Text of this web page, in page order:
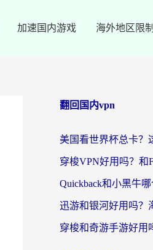
加速国内游戏 海外地区限制
翻回国内vpn